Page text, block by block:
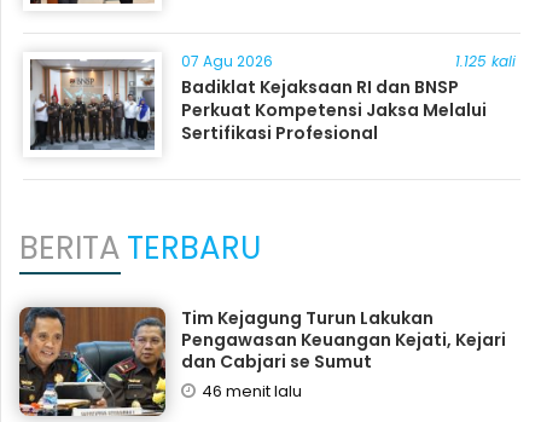
07 Agu 2026 1.125 kali
Badiklat Kejaksaan RI dan BNSP
Perkuat Kompetensi Jaksa Melalui
Sertifikasi Profesional
BERITATERBARU
Tim Kejagung Turun Lakukan
Pengawasan Keuangan Kejati, Kejari
dan Cabjari se Sumut
46 menit lalu